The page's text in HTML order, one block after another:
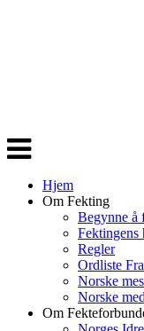
Veksle
navigasjon
Hjem
Om Fekting
Begynne å
Fektingens
Regler
Ordliste
Norske
Norske
Om